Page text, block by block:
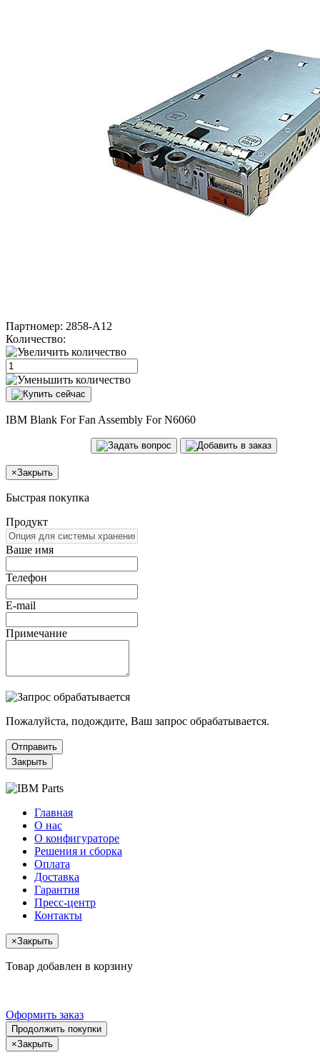
Партномер: 2858-A12
Количество:
IBM Blank For Fan Assembly For N6060
×Закрыть
Быстрая покупка
Продукт
Ваше имя
Телефон
E-mail
Примечание
Пожалуйста, подождите, Ваш запрос обрабатывается.
Отправить
Закрыть
Главная
О нас
О конфигураторе
Решения и сборка
Оплата
Доставка
Гарантия
Пресс-центр
Контакты
×Закрыть
Товар добавлен в корзину
Оформить заказ
Продолжить покупки
×Закрыть